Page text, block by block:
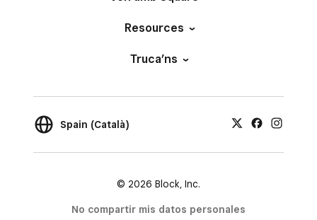
Resources
Truca’ns
Spain (Català)
© 2026 Block, Inc.
No compartir mis datos personales